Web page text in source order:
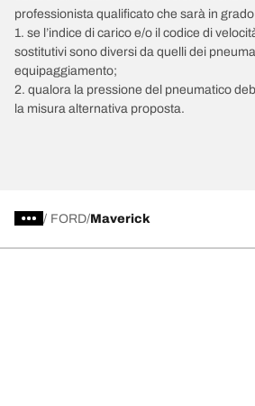
professionista qualificato che sarà in
1. se l’indice di carico e/o il codice di
sostitutivi sono diversi da quelli dei
equipaggiamento;
2. qualora la pressione del pneumatico
la misura alternativa proposta.
/ FORD Maverick